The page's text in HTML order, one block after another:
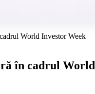
World Investor Week
în cadrul